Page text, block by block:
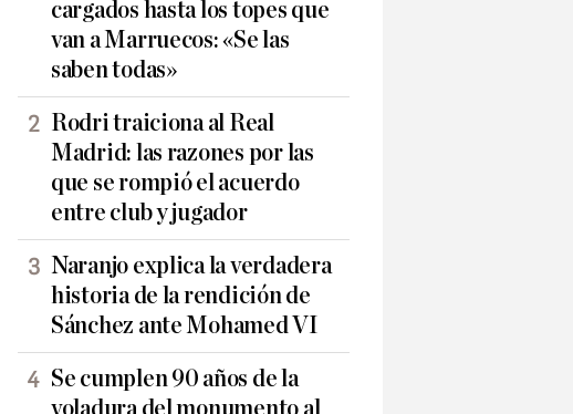
cargados hasta los topes que
van a Marruecos: «Se las
saben todas»
Rodri traiciona al Real
Madrid: las razones por las
que se rompió el acuerdo
entre club y jugador
Naranjo explica la verdadera
historia de la rendición de
Sánchez ante Mohamed VI
Se cumplen 90 años de la